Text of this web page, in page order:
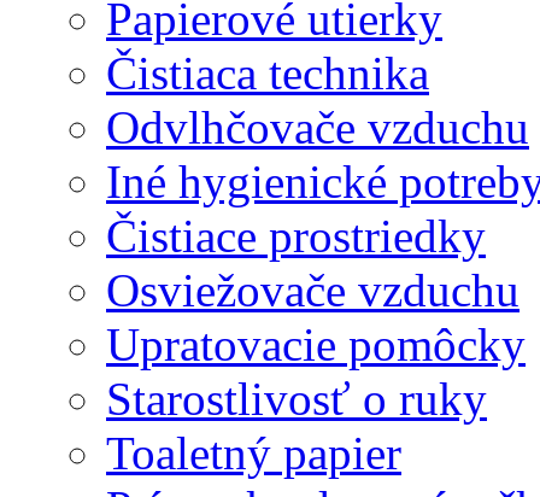
Papierové utierky
Čistiaca technika
Odvlhčovače vzduchu
Iné hygienické
Čistiace prostriedky
Osviežovače vzduchu
Upratovacie pomôcky
Starostlivosť o ruky
Toaletný papier